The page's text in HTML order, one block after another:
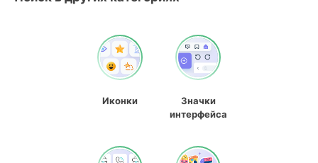
Иконки
Значки
интерфейса